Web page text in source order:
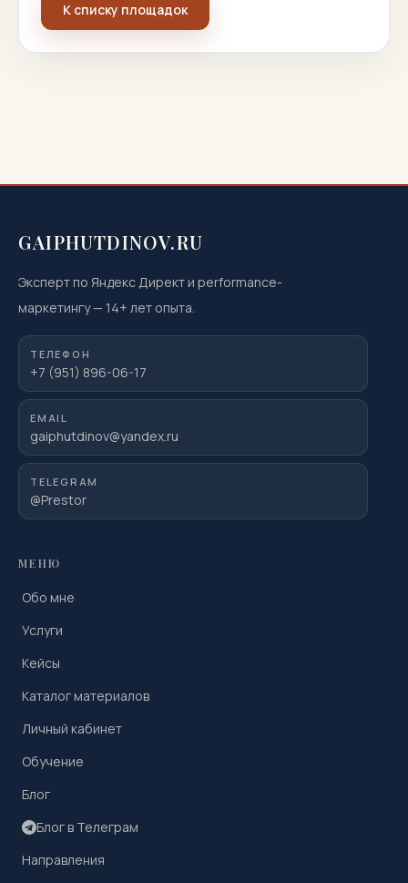
К списку площадок
GAIPHUTDINOV.RU
Эксперт по Яндекс Директ и performance-
маркетингу— 14+ лет опыта.
ТЕЛЕФОН
+7 (951) 896-06-17
EMAIL
gaiphutdinov@yandex.ru
TELEGRAM
@Prestor
МЕНЮ
Обо мне
Услуги
Кейсы
Каталог материалов
Личный кабинет
Обучение
Блог
Блог в Телеграм
Направления